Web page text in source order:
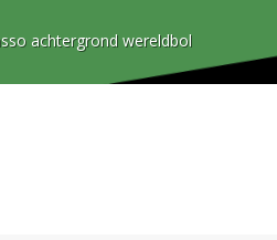
achtergrond wereldbol